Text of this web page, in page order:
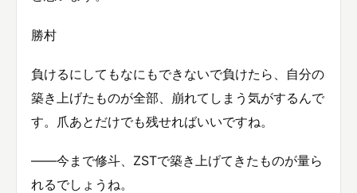
勝村
負けるにしてもなにもできないで負けたら、自分の
築き上げたものが全部、崩れてしまう気がするんで
す。爪あとだけでも残せればいいですね。
——今まで修斗、ZSTで築き上げてきたものが量ら
れるでしょうね。